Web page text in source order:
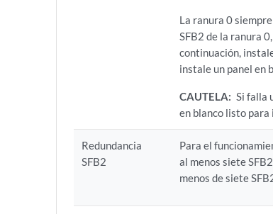
La ranura 0
SFB2 de la ranura
continuación,
instale un panel en
CAUTELA: Si falla
en blanco listo para
Redundancia
SFB2
Para el
al menos siete
menos de siete